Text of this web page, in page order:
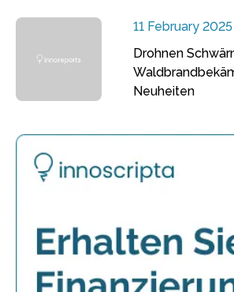
11 February 2025
Drohnen
Neuheiten